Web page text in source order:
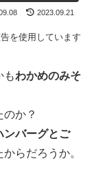
2023.09.21
を使用しています
もわかめのみそ
か？
ンバーグとご
らだろうか。